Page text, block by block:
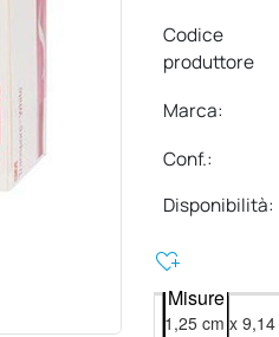
Codice
produttore
Marca:
Conf.:
Disponibilità:
heart_plus
Misure